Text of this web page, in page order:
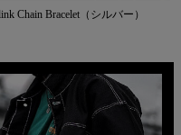
Chain Bracelet（シルバー）